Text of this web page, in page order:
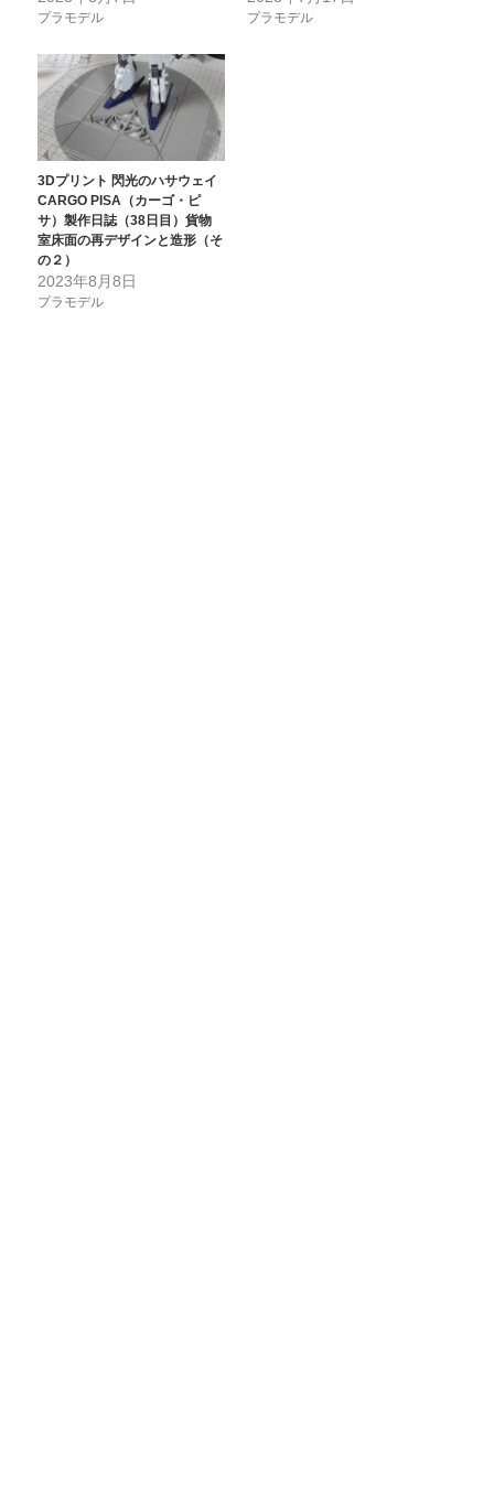
プラモデル プラモデル
3Dプリント 閃光のハサウェイ
CARGO PISA（カーゴ・ピ
サ）製作日誌（38日目）貨物
室床面の再デザインと造形（そ
の２）
2023年8月8日
プラモデル